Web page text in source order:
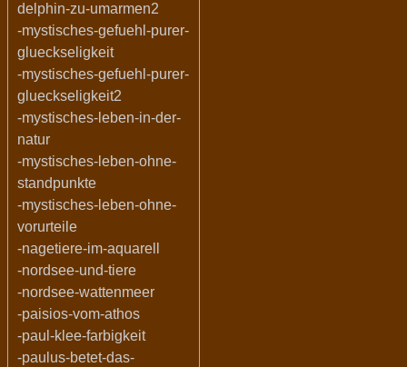
delphin-zu-umarmen2
-mystisches-gefuehl-purer-
glueckseligkeit
-mystisches-gefuehl-purer-
glueckseligkeit2
-mystisches-leben-in-der-
natur
-mystisches-leben-ohne-
standpunkte
-mystisches-leben-ohne-
vorurteile
-nagetiere-im-aquarell
-nordsee-und-tiere
-nordsee-wattenmeer
-paisios-vom-athos
-paul-klee-farbigkeit
-paulus-betet-das-